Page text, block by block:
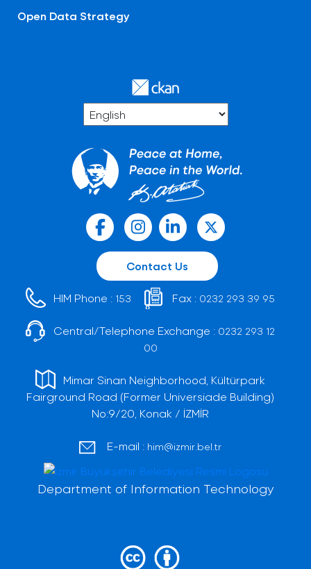
Open Data Strategy
Contact Us
HIM Phone : 153 Fax : 0232 293 39 95
Central/Telephone Exchange : 0232 293 12
00
Mimar Sinan Neighborhood, Kültürpark
Fairground Road (Former Universiade Building)
No:9/20, Konak / İZMİR
E-mail : him@izmir.bel.tr
Department of Information Technology